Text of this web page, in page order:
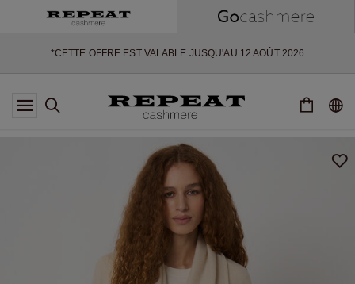
*CETTE OFFRE EST VALABLE JUSQU'AU 12 AOÛT 2026
*NON VALABLE SUR LIMITED EDITION
*EXCEPTIONS PEUVENT S'APPLIQUER
NOUVEAUX STYLES DOUX ET NOUVELLES COULEURS POUR LA
SAISON À VENIR
EXTRA 10% OFF SALE